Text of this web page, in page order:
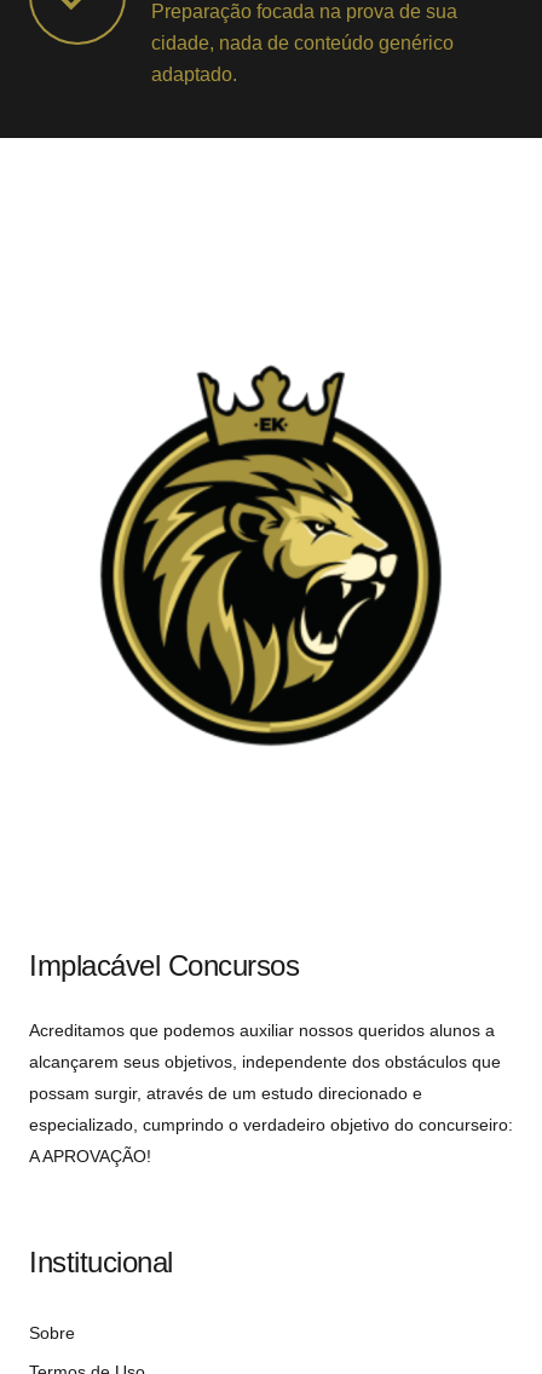
Preparação focada na prova de sua
cidade, nada de conteúdo genérico
adaptado.
Implacável Concursos
Acreditamos que podemos auxiliar nossos queridos alunos a
alcançarem seus objetivos, independente dos obstáculos que
possam surgir, através de um estudo direcionado e
especializado, cumprindo o verdadeiro objetivo do concurseiro:
A APROVAÇÃO!
Institucional
Sobre